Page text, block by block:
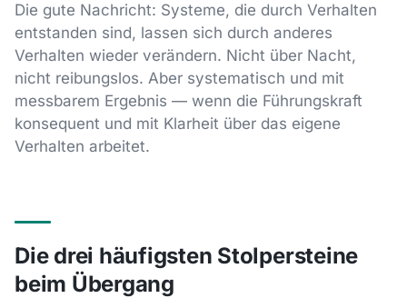
Die gute Nachricht: Systeme, die durch Verhalten
entstanden sind, lassen sich durch anderes
Verhalten wieder verändern. Nicht über Nacht,
nicht reibungslos. Aber systematisch und mit
messbarem Ergebnis — wenn die Führungskraft
konsequent und mit Klarheit über das eigene
Verhalten arbeitet.
Die drei häufigsten Stolpersteine
beim Übergang